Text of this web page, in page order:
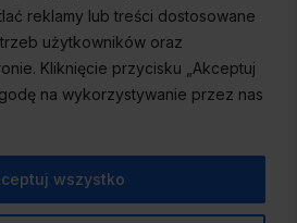
reklamy lub treści dostosowane
użytkowników oraz
Kliknięcie przycisku „Akceptuj
na wykorzystywanie przez nas
wszystko